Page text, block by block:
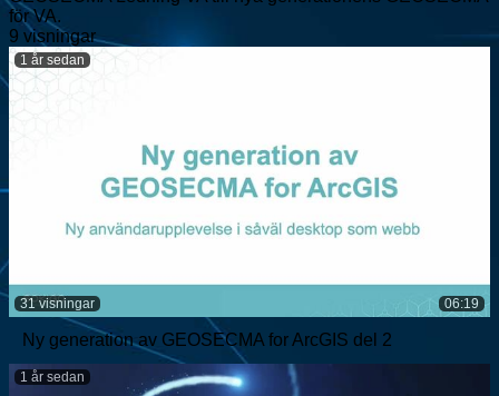
för VA.
9 visningar
06:19
31 visningar
1 år sedan
Ny generation av GEOSECMA for ArcGIS del 2
1 år sedan